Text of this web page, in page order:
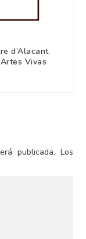
d’Alacant
Vivas
publicada. Los